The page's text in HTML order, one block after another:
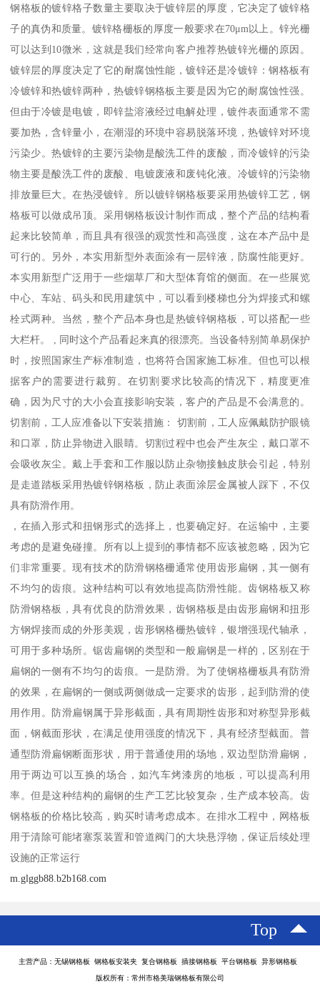
钢格板的镀锌格子数量主要取决于镀锌层的厚度，它决定了镀锌格
子的真伪和质量。镀锌格栅板的厚度一般要求在70μm以上。锌光栅
可以达到10微米，这就是我们经常向客户推荐热镀锌光栅的原因。
镀锌层的厚度决定了它的耐腐蚀性能，镀锌还是冷镀锌：钢格板有
冷镀锌和热镀锌两种，热镀锌钢格板主要是因为它的耐腐蚀性强。
但由于冷镀是电镀，即锌盐溶液经过电解处理，镀件表面通常不需
要加热，含锌量小，在潮湿的环境中容易脱落环境，热镀锌对环境
污染少。热镀锌的主要污染物是酸洗工件的废酸，而冷镀锌的污染
物主要是酸洗工件的废酸、电镀废液和废钝化液。冷镀锌的污染物
排放量巨大。在热浸镀锌。所以镀锌钢格板要采用热镀锌工艺，钢
格板可以做成吊顶。采用钢格板设计制作而成，整个产品的结构看
起来比较简单，而且具有很强的观赏性和高强度，这在本产品中是
可行的。另外，本实用新型外表面涂有一层锌液，防腐性能更好。
本实用新型广泛用于一些烟草厂和大型体育馆的侧面。在一些展览
中心、车站、码头和民用建筑中，可以看到楼梯也分为焊接式和螺
栓式两种。当然，整个产品本身也是热镀锌钢格板，可以搭配一些
大栏杆。 , 同时这个产品看起来真的很漂亮。当设备特别简单易保护
时，按照国家生产标准制造，也将符合国家施工标准。但也可以根
据客户的需要进行裁剪。在切割要求比较高的情况下，精度更准
确，因为尺寸的大小会直接影响安装，客户的产品是不会满意的。
切割前，工人应准备以下安装措施： 切割前，工人应佩戴防护眼镜
和口罩，防止异物进入眼睛。切割过程中也会产生灰尘，戴口罩不
会吸收灰尘。戴上手套和工作服以防止杂物接触皮肤会引起，特别
是走道踏板采用热镀锌钢格板，防止表面涂层金属被人踩下，不仅
具有防滑作用。
，在插入形式和扭钢形式的选择上，也要确定好。在运输中，主要
考虑的是避免碰撞。所有以上提到的事情都不应该被忽略，因为它
们非常重要。现有技术的防滑钢格栅通常使用齿形扁钢，其一侧有
不均匀的齿痕。这种结构可以有效地提高防滑性能。齿钢格板又称
防滑钢格板，具有优良的防滑效果，齿钢格板是由齿形扁钢和扭形
方钢焊接而成的外形美观，齿形钢格栅热镀锌，银增强现代轴承，
可用于多种场所。锯齿扁钢的类型和一般扁钢是一样的，区别在于
扁钢的一侧有不均匀的齿痕。一是防滑。为了使钢格栅板具有防滑
的效果，在扁钢的一侧或两侧做成一定要求的齿形，起到防滑的使
用作用。防滑扁钢属于异形截面，具有周期性齿形和对称型异形截
面，钢截面形状，在满足使用强度的情况下，具有经济型截面。普
通型防滑扁钢断面形状，用于普通使用的场地，双边型防滑扁钢，
用于两边可以互换的场合，如汽车烤漆房的地板，可以提高利用
率。但是这种结构的扁钢的生产工艺比较复杂，生产成本较高。齿
钢格板的价格比较高，购买时请考虑成本。在排水工程中，网格板
用于清除可能堵塞泵装置和管道阀门的大块悬浮物，保证后续处理
设施的正常运行
m.glggb88.b2b168.com
Top
主营产品：无锡钢格板 钢格板安装夹 复合钢格板 插接钢格板 平台钢格板 异形钢格板
版权所有：常州市格美瑞钢格板有限公司